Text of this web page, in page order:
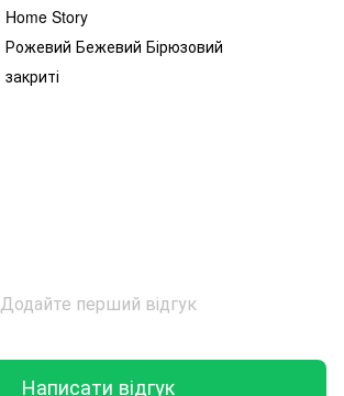
Home Story
Рожевий Бежевий Бірюзовий
закриті
Додайте перший відгук
Написати відгук